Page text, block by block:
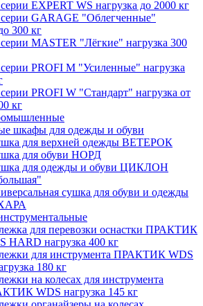
EXPERT WS нагрузка до 2000 кг
серии GARAGE "Облегченные"
300 кг
MASTER "Лёгкие" нагрузка 300
PROFI M "Усиленные" нагрузка
PROFI W "Стандарт" нагрузка от
кг
шкафы для одежды и обуви
для верхней одежды ВЕТЕРОК
для обуви НОРД
для одежды и обуви ЦИКЛОН
сушка для обуви и одежды
для перевозки оснастки ПРАКТИК
HARD нагрузка 400 кг
для инструмента ПРАКТИК WDS
180 кг
на колесах для инструмента
WDS нагрузка 145 кг